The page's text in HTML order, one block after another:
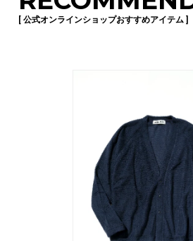
[ 公式オンラインショップおすすめアイテム ]